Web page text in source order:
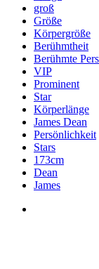
groß
Größe
Körpergröße
Berühmtheit
Berühmte
VIP
Prominent
Star
Körperlänge
James Dean
Persönlichkeit
Stars
173cm
Dean
James